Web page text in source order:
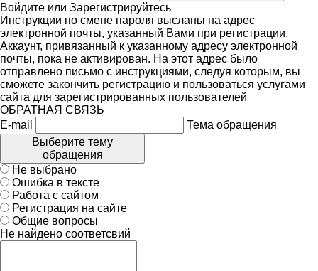
Войдите или Зарегистрируйтесь
Инструкции по смене пароля высланы на адрес
электронной почты, указанный Вами при регистрации.
Аккаунт, привязанный к указанному адресу электронной
почты, пока не активирован. На этот адрес было
отправлено письмо с инструкциями, следуя которым, вы
сможете закончить регистрацию и пользоваться услугами
сайта для зарегистрированных пользователей
ОБРАТНАЯ СВЯЗЬ
E-mail
Тема обращения
Выберите тему
обращения
Не выбрано
Ошибка в тексте
Работа с сайтом
Регистрация на сайте
Общие вопросы
Не найдено соответсвий